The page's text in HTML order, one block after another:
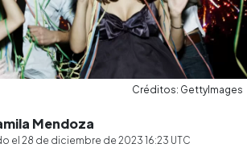
Créditos: GettyImages
Mendoza
el 28 de diciembre de 2023 16:23 UTC